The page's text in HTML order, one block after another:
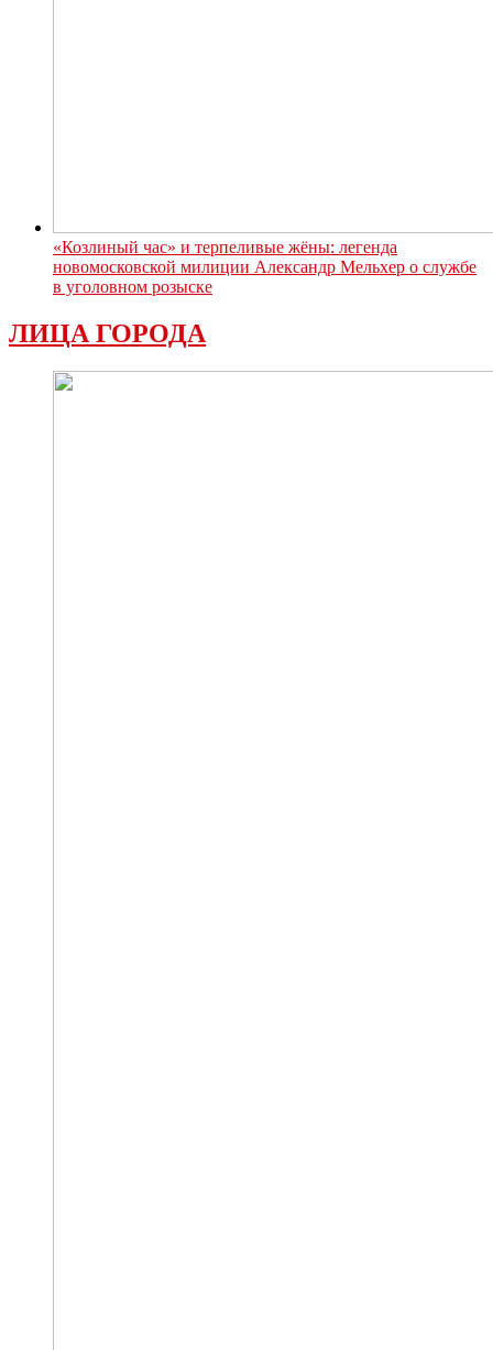
«Козлиный час» и терпеливые жёны: легенда
новомосковской милиции Александр Мельхер о службе
в уголовном розыске
ЛИЦА ГОРОДА